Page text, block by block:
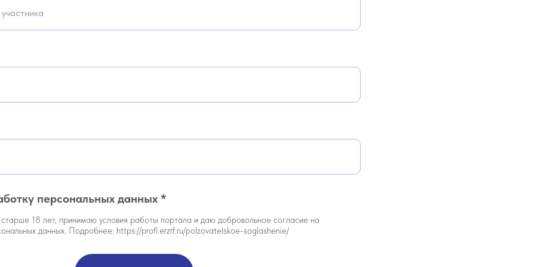
персональных данных *
18 лет, принимаю условия работы портала и даю добровольное согласие на
данных. Подробнее: https://profi.erzrf.ru/polzovatelskoe-soglashenie/